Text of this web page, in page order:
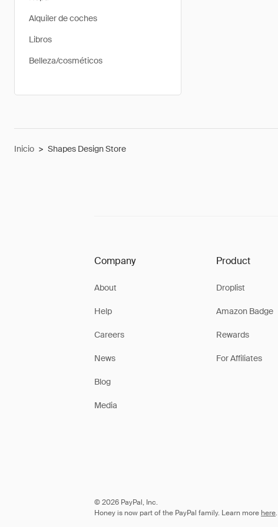
Alquiler de coches
Libros
Belleza/cosméticos
Inicio > Shapes Design Store
Company
About
Help
Careers
News
Blog
Media
Product
Droplist
Amazon Badge
Rewards
For Affiliates
© 2026 PayPal, Inc.
Honey is now part of the PayPal family. Learn more here.